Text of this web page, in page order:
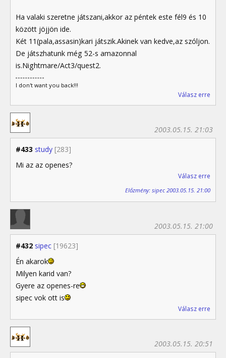
Ha valaki szeretne játszani,akkor az péntek este fél9 és 10
között jöjjön ide.
Két 11(pala,assasin)kari játszik.Akinek van kedve,az szóljon.
De játszhatunk még 52-s amazonnal
is.Nightmare/Act3/quest2.
I don't want you back!!!
Válasz erre
#433 study [283]
2003.05.15. 21:03
Mi az az openes?
Válasz erre
Előzmény: sipec 2003.05.15. 21:00
#432 sipec [19623]
2003.05.15. 21:00
Én akarok
Milyen karid van?
Gyere az openes-re
sipec vok ott is
Válasz erre
2003.05.15. 20:51